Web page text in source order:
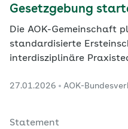
Gesetzgebung
Die AOK-Gemeinschaft
standardisierte
interdisziplinäre
richtigen Facharzt
27.01.2026 AOK-
Statement